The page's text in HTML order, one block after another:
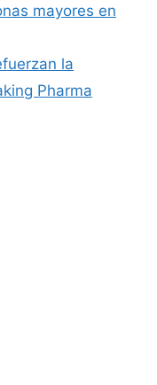
mayores en
la
Pharma